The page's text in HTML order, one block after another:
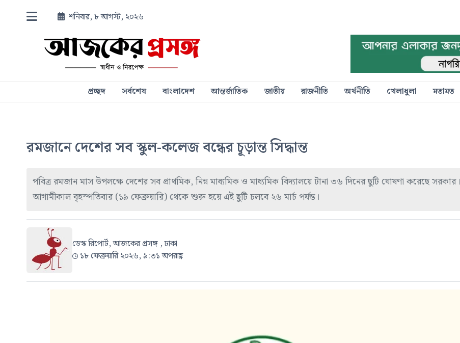
শনিবার, ৮ আগস্ট, ২০২৬
প্রচ্ছদ সর্বশেষ বাংলাদেশ আন্তর্জাতিক জাতীয় রাজনীতি অর্থনীতি খেলাধুলা মতামত
রমজানে দেশের সব স্কুল-কলেজ বন্ধের চূড়ান্ত সিদ্ধান্ত
পবিত্র রমজান মাস উপলক্ষে দেশের সব প্রাথমিক, নিম্ন মাধ্যমিক ও মাধ্যমিক বিদ্যালয়ে টানা ৩৬ দিনের ছুটি ঘোষণা করেছে সরকার।
আগামীকাল বৃহস্পতিবার (১৯ ফেব্রুয়ারি) থেকে শুরু হয়ে এই ছুটি চলবে ২৬ মার্চ পর্যন্ত।
ডেস্ক রিপোর্ট, আজকের প্রসঙ্গ , ঢাকা
১৮ ফেব্রুয়ারি ২০২৬, ৯:৩১ অপরাহ্ণ